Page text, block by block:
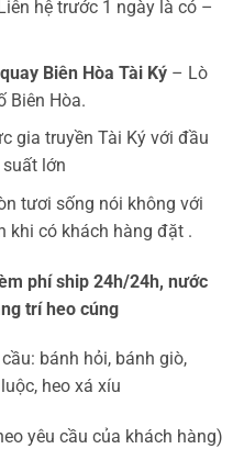
hệ trước 1 ngày là có –
Biên Hòa Tài Ký – Lò
Biên Hòa.
gia truyền Tài Ký với đầu
lớn
tươi sống nói không với
khi có khách hàng đặt .
phí ship 24h/24h, nước
trí heo cúng
bánh hỏi, bánh giò,
heo xá xíu
yêu cầu của khách hàng)